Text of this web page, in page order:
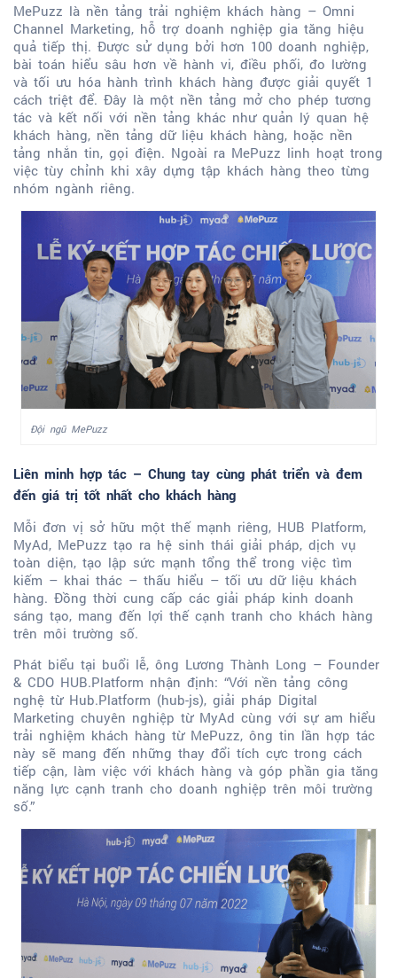
MePuzz là nền tảng trải nghiệm khách hàng – Omni
Channel Marketing, hỗ trợ doanh nghiệp gia tăng hiệu
quả tiếp thị. Được sử dụng bởi hơn 100 doanh nghiệp,
bài toán hiểu sâu hơn về hành vi, điều phối, đo lường
và tối ưu hóa hành trình khách hàng được giải quyết 1
cách triệt để. Đây là một nền tảng mở cho phép tương
tác và kết nối với nền tảng khác như quản lý quan hệ
khách hàng, nền tảng dữ liệu khách hàng, hoặc nền
tảng nhắn tin, gọi điện. Ngoài ra MePuzz linh hoạt trong
việc tùy chỉnh khi xây dựng tập khách hàng theo từng
nhóm ngành riêng.
Đội ngũ MePuzz
Liên minh hợp tác – Chung tay cùng phát triển và đem
đến giá trị tốt nhất cho khách hàng
Mỗi đơn vị sở hữu một thế mạnh riêng, HUB Platform,
MyAd, MePuzz tạo ra hệ sinh thái giải pháp, dịch vụ
toàn diện, tạo lập sức mạnh tổng thể trong việc tìm
kiếm – khai thác – thấu hiểu – tối ưu dữ liệu khách
hàng. Đồng thời cung cấp các giải pháp kinh doanh
sáng tạo, mang đến lợi thế cạnh tranh cho khách hàng
trên môi trường số.
Phát biểu tại buổi lễ, ông Lương Thành Long – Founder
& CDO HUB.Platform nhận định: “Với nền tảng công
nghệ từ Hub.Platform (hub-js), giải pháp Digital
Marketing chuyên nghiệp từ MyAd cùng với sự am hiểu
trải nghiệm khách hàng từ MePuzz, ông tin lần hợp tác
này sẽ mang đến những thay đổi tích cực trong cách
tiếp cận, làm việc với khách hàng và góp phần gia tăng
năng lực cạnh tranh cho doanh nghiệp trên môi trường
số.”